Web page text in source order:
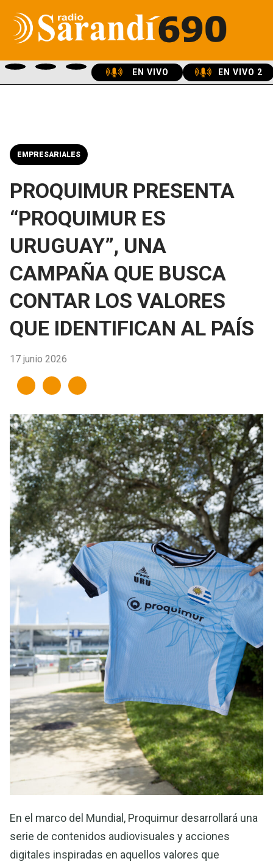
EN VIVO EN VIVO 2
EMPRESARIALES
PROQUIMUR PRESENTA
“PROQUIMUR ES
URUGUAY”, UNA
CAMPAÑA QUE BUSCA
CONTAR LOS VALORES
QUE IDENTIFICAN AL PAÍS
17 junio 2026
En el marco del Mundial, Proquimur desarrollará una
serie de contenidos audiovisuales y acciones
digitales inspiradas en aquellos valores que